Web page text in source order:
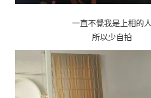
一直不覺我是上相的人
所以少自拍